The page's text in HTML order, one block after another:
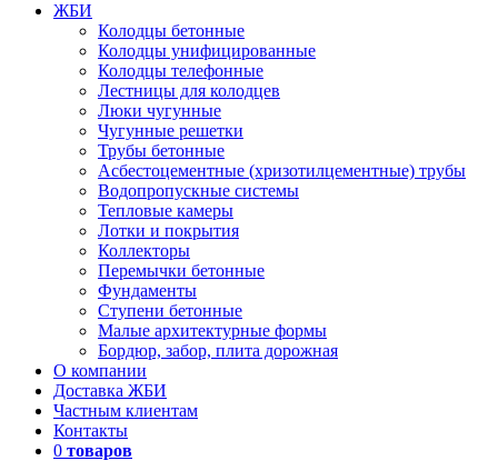
ЖБИ
Колодцы бетонные
Колодцы унифицированные
Колодцы телефонные
Лестницы для колодцев
Люки чугунные
Чугунные решетки
Трубы бетонные
Асбестоцементные (хризотилцементные) трубы
Водопропускные системы
Тепловые камеры
Лотки и покрытия
Коллекторы
Перемычки бетонные
Фундаменты
Ступени бетонные
Малые архитектурные формы
Бордюр, забор, плита дорожная
О компании
Доставка ЖБИ
Частным клиентам
Контакты
0 товаров